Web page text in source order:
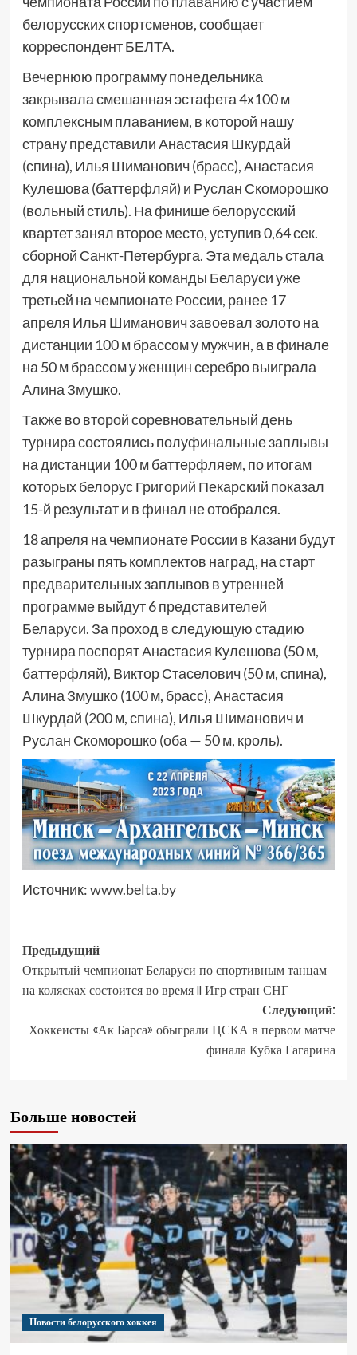
белорусских спортсменов, сообщает
корреспондент БЕЛТА.
Вечернюю программу понедельника
закрывала смешанная эстафета 4х100 м
комплексным плаванием, в которой нашу
страну представили Анастасия Шкурдай
(спина), Илья Шиманович (брасс), Анастасия
Кулешова (баттерфляй) и Руслан Скоморошко
(вольный стиль). На финише белорусский
квартет занял второе место, уступив 0,64 сек.
сборной Санкт-Петербурга. Эта медаль стала
для национальной команды Беларуси уже
третьей на чемпионате России, ранее 17
апреля Илья Шиманович завоевал золото на
дистанции 100 м брассом у мужчин, а в финале
на 50 м брассом у женщин серебро выиграла
Алина Змушко.
Также во второй соревновательный день
турнира состоялись полуфинальные заплывы
на дистанции 100 м баттерфляем, по итогам
которых белорус Григорий Пекарский показал
15-й результат и в финал не отобрался.
18 апреля на чемпионате России в Казани будут
разыграны пять комплектов наград, на старт
предварительных заплывов в утренней
программе выйдут 6 представителей
Беларуси. За проход в следующую стадию
турнира поспорят Анастасия Кулешова (50 м,
баттерфляй), Виктор Стаселович (50 м, спина),
Алина Змушко (100 м, брасс), Анастасия
Шкурдай (200 м, спина), Илья Шиманович и
Руслан Скоморошко (оба — 50 м, кроль).
Источник:www.belta.by
Предыдущий
Открытый чемпионат Беларуси по спортивным танцам
на колясках состоится во время II Игр стран СНГ
Следующий:
Хоккеисты «Ак Барса» обыграли ЦСКА в первом матче
финала Кубка Гагарина
Больше новостей
Новости белорусского хоккея